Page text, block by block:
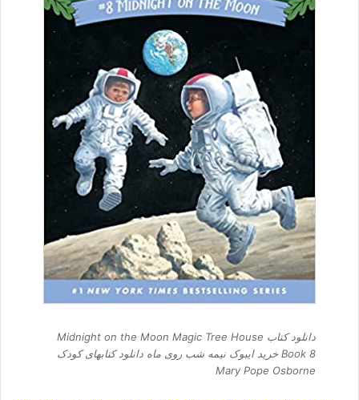
دانلود کتاب Midnight on the Moon Magic Tree House
Book 8 خرید ایبوک نیمه شب روی ماه دانلود کتابهای کودک
Mary Pope Osborne